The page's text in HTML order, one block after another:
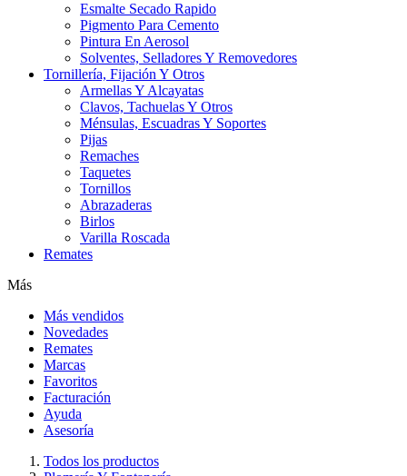
Esmalte Secado Rapido
Pigmento Para Cemento
Pintura En Aerosol
Solventes, Selladores Y Removedores
Tornillería, Fijación Y Otros
Armellas Y Alcayatas
Clavos, Tachuelas Y Otros
Ménsulas, Escuadras Y Soportes
Pijas
Remaches
Taquetes
Tornillos
Abrazaderas
Birlos
Varilla Roscada
Remates
Más
Más vendidos
Novedades
Remates
Marcas
Favoritos
Facturación
Ayuda
Asesoría
Todos los productos